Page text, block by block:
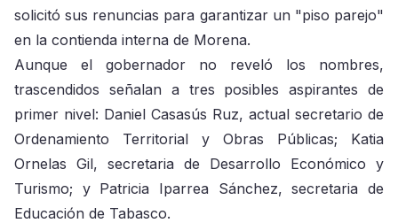
solicitó sus renuncias para garantizar un "piso parejo"
en la contienda interna de Morena.
Aunque el gobernador no reveló los nombres,
trascendidos señalan a tres posibles aspirantes de
primer nivel: Daniel Casasús Ruz, actual secretario de
Ordenamiento Territorial y Obras Públicas; Katia
Ornelas Gil, secretaria de Desarrollo Económico y
Turismo; y Patricia Iparrea Sánchez, secretaria de
Educación de Tabasco.